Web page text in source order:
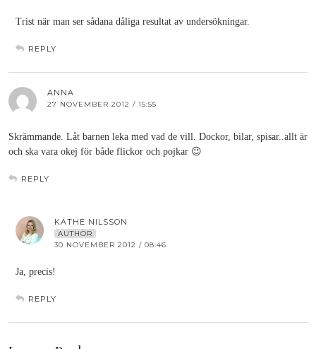
Trist när man ser sådana dåliga resultat av undersökningar.
REPLY
ANNA
27 NOVEMBER 2012 / 15:55
Skrämmande. Låt barnen leka med vad de vill. Dockor, bilar, spisar..allt är
och ska vara okej för både flickor och pojkar 😉
REPLY
KÄTHE NILSSON
AUTHOR
30 NOVEMBER 2012 / 08:46
Ja, precis!
REPLY